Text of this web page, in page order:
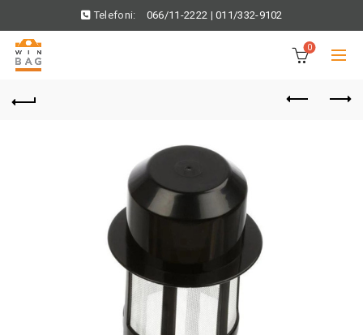
Telefoni: 066/11-2222 |011/332-9102
0